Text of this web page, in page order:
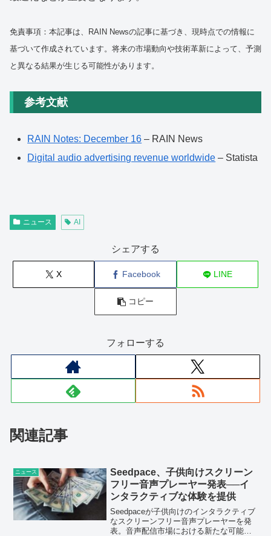
免責事項：本記事は、RAIN Newsの記事に基づき、現時点での情報に
基づいて作成されています。将来の市場動向や技術革新によって、予測
と異なる結果が生じる可能性があります。
参考文献
RAIN Notes: December 16 – RAIN News
Digital audio advertising revenue worldwide – Statista
ニュース AI
シェアする
X Facebook LINE
コピー
フォローする
関連記事
ニュース
Seedpace、子供向けスクリーン
フリー音声プレーヤー発表──イ
ンタラクティブな体験を提供
Seedpaceが子供向けのインタラクティブ
なスクリーンフリー音声プレーヤーを発
表。音声配信市場における新たな可能性